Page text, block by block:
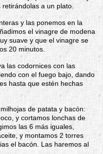
a un plato.
y las ponemos en la
el vinagre de modena
suave y que el vinagre se
20 minutos.
las codornices con las
con el fuego bajo, dando
hasta que estén hechas
de patata y bacón:
y cortamos lonchas de
las 6 más iguales,
y montamos 2 torres
el bacón. Las haremos al